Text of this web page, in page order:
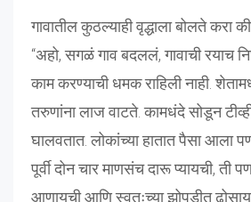
गावातील कुठल्याही वृद्धाला बोलते करा
“अहो, सगळं गाव बदललं, गावाची रयाच
काम करण्याची धमक राहिली नाही.
तरुणांना लाज वाटते. कामधंदे सोडून
घालवतात. लोकांच्या हातात पैसा आला
पूर्वी दोन चार माणसंच दारू प्यायची,
आणायची आणि स्वतःच्या झोपडीत